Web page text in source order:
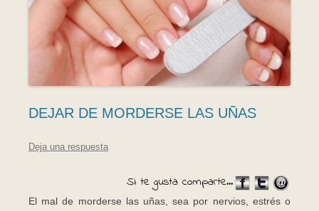
DEJAR DE MORDERSE LAS UÑAS
Deja una respuesta
Si te gusta comparte...
El mal de morderse las uñas, sea por nervios, estrés o